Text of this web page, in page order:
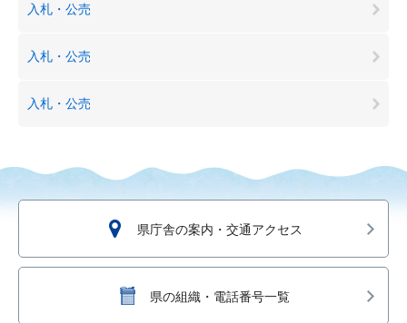
入札・公売
入札・公売
入札・公売
県庁舎の案内・交通アクセス
県の組織・電話番号一覧